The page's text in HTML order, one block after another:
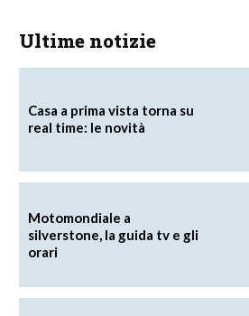
Ultime notizie
Casa a prima vista torna su
real time: le novità
Motomondiale a
silverstone, la guida tv e gli
orari